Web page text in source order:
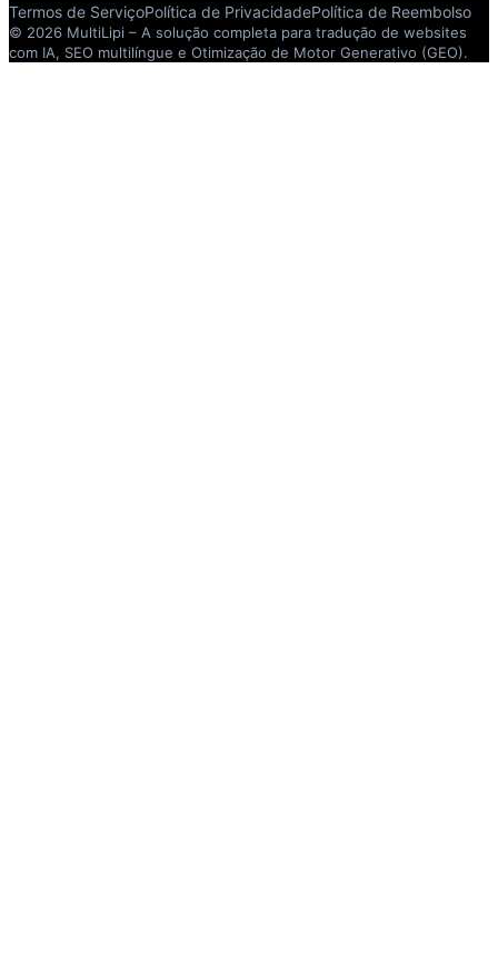
Termos de ServiçoPolítica de PrivacidadePolítica de Reembolso
© 2026 MultiLipi – A solução completa para tradução de websites
com IA, SEO multilíngue e Otimização de Motor Generativo (GEO).